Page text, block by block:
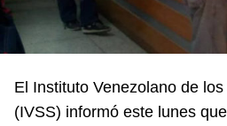
El Instituto Venezolano de
(IVSS) informó este lunes